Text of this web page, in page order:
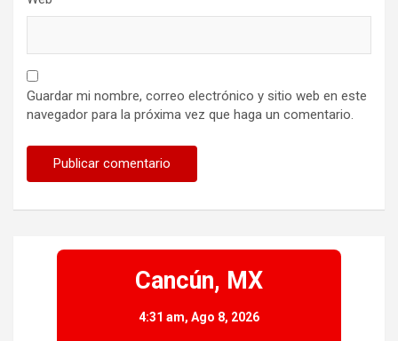
Guardar mi nombre, correo electrónico y sitio web en este
navegador para la próxima vez que haga un comentario.
Cancún, MX
4:31 am, Ago 8, 2026